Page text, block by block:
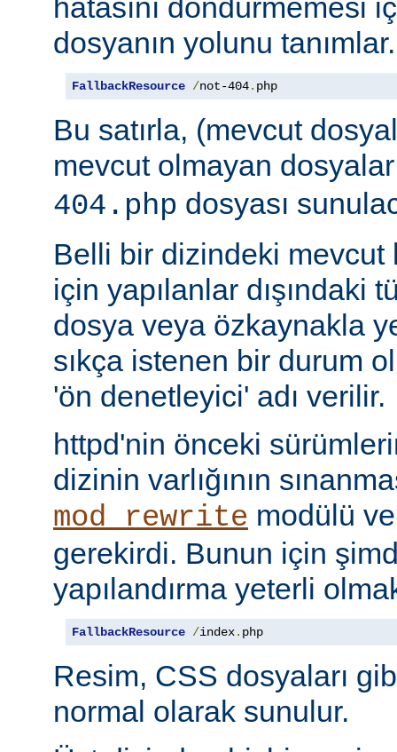
hatasını döndürmemesi
dosyanın yolunu
FallbackResource /not-404. php
Bu satırla, (mevcut
mevcut olmayan
404.php dosyası
Belli bir dizindeki mevcut
için yapılanlar dışındaki
dosya veya özkaynakla
sıkça istenen bir durum
'ön denetleyici' adı verilir.
httpd'nin önceki
dizinin varlığının
mod_rewrite modülü
gerekirdi. Bunun için
yapılandırma yeterli
FallbackResource /index. php
Resim, CSS dosyaları
normal olarak sunulur.